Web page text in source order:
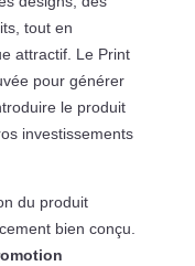
tout en
attractif. Le Print
pour générer
le produit
investissements
du produit
bien conçu.